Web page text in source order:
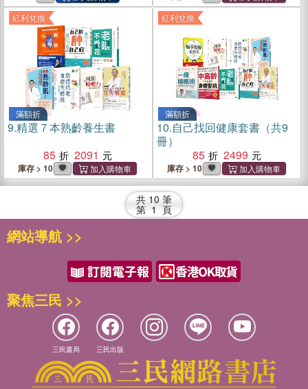
紅利兌換
滿額折
9.精選７本熟齡養生書
85
2091
庫存 > 10
紅利兌換
滿額折
10.自己找回健康套書（共9
冊）
85
2499
庫存 > 10
共 10 筆
第 1 頁
網站導航 >>
聚焦三民 >>
三民書局 三民出版